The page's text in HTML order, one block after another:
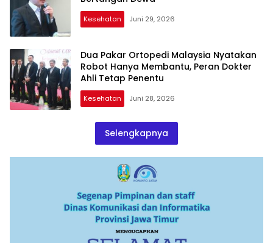
Kesehatan Juni 29, 2026
Dua Pakar Ortopedi Malaysia Nyatakan
Robot Hanya Membantu, Peran Dokter
Ahli Tetap Penentu
Kesehatan Juni 28, 2026
Selengkapnya